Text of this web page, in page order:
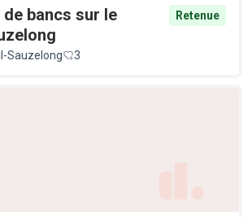
bancs sur le
Retenue
Sauzelong 3